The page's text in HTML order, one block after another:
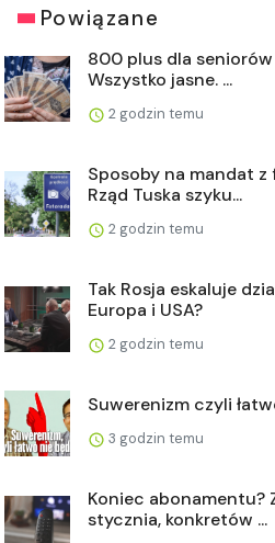
Powiązane
800 plus dla
Wszystko jasne. ...
2 godzin temu
Sposoby na mandat z
Rząd Tuska szyku...
2 godzin temu
Tak Rosja eskaluje
Europa i USA?
2 godzin temu
Suwerenizm czyli
3 godzin temu
Koniec abonamentu?
stycznia, konkretów ...